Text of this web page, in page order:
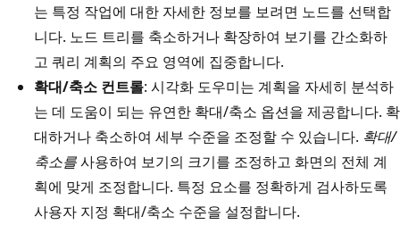
는 특정 작업에 대한 자세한 정보를 보려면 노드를 선택합
니다. 노드 트리를 축소하거나 확장하여 보기를 간소화하
고 쿼리 계획의 주요 영역에 집중합니다.
확대/축소 컨트롤: 시각화 도우미는 계획을 자세히 분석하
는 데 도움이 되는 유연한 확대/축소 옵션을 제공합니다. 확
대하거나 축소하여 세부 수준을 조정할 수 있습니다. 확대/
축소를사용하여 보기의 크기를 조정하고 화면의 전체 계
획에 맞게 조정합니다. 특정 요소를 정확하게 검사하도록
사용자 지정 확대/축소 수준을 설정합니다.